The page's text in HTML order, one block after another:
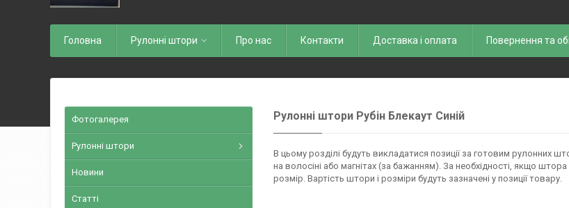
Головна Рулоннi штори Про нас Контакти Доставка і оплата Повернення та
Рулонні штори Рубін Блекаут Синій
В цьому розділі будуть викладатися позиції за готовим рулонних
на волосіні або магнітах (за бажанням). За необхідності, якщо
розмір. Вартість штори і розміри будуть зазначені у позиції товару.
Фотогалерея
Рулонні штори
Новини
Статті